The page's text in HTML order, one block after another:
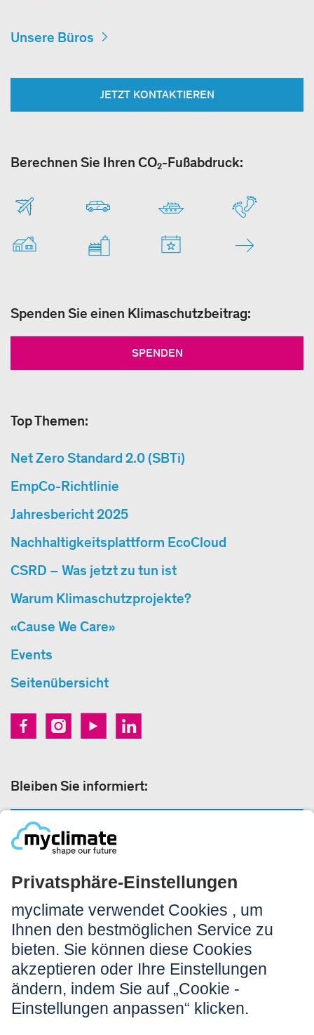
Unsere Büros
JETZT KONTAKTIEREN
Berechnen Sie Ihren CO₂-Fußabdruck:
Spenden Sie einen Klimaschutzbeitrag:
SPENDEN
Top Themen:
Net Zero Standard 2.0 (SBTi)
EmpCo-Richtlinie
Jahresbericht 2025
Nachhaltigkeitsplattform EcoCloud
CSRD – Was jetzt zu tun ist
Warum Klimaschutzprojekte?
«Cause We Care»
Events
Seitenübersicht
Bleiben Sie informiert:
Rechtliches:
Impressum
Nutzungshinweis
AGB
Datenschutz